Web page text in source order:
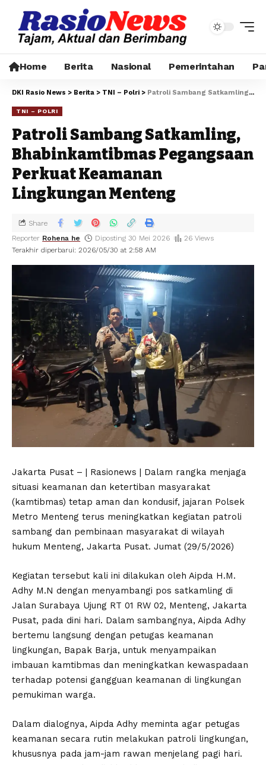
Home Berita Nasional Pemerintahan
DKI Rasio News > Berita > TNI – Polri > Patroli Sambang Satkamling, Bhabinkamtibmas Pegangsaan Perkuat Keamanan Lingkungan Menteng
TNI – POLRI
Patroli Sambang Satkamling,
Bhabinkamtibmas Pegangsaan
Perkuat Keamanan
Lingkungan Menteng
Terakhir diperbarui: 2026/05/30 at 2:58 AM
Reporter Rohena he Diposting 30 Mei 2026 26 Views
Share
Jakarta Pusat – | Rasionews | Dalam rangka menjaga
situasi keamanan dan ketertiban masyarakat
(kamtibmas) tetap aman dan kondusif, jajaran Polsek
Metro Menteng terus meningkatkan kegiatan patroli
sambang dan pembinaan masyarakat di wilayah
hukum Menteng, Jakarta Pusat. Jumat (29/5/2026)
Kegiatan tersebut kali ini dilakukan oleh Aipda H.M.
Adhy M.N dengan menyambangi pos satkamling di
Jalan Surabaya Ujung RT 01 RW 02, Menteng, Jakarta
Pusat, pada dini hari. Dalam sambangnya, Aipda Adhy
bertemu langsung dengan petugas keamanan
lingkungan, Bapak Barja, untuk menyampaikan
imbauan kamtibmas dan meningkatkan kewaspadaan
terhadap potensi gangguan keamanan di lingkungan
pemukiman warga.
Dalam dialognya, Aipda Adhy meminta agar petugas
keamanan secara rutin melakukan patroli lingkungan,
khususnya pada jam-jam rawan menjelang pagi hari.